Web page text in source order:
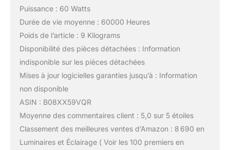
Puissance : 60 Watts
Durée de vie moyenne : 60000 Heures
Poids de l’article : 9 Kilograms
Disponibilité des pièces détachées : Information
indisponible sur les pièces détachées
Mises à jour logicielles garanties jusqu’à : Information
non disponible
ASIN : B08XX59VQR
Moyenne des commentaires client : 5,0 sur 5 étoiles
Classement des meilleures ventes d’Amazon : 8 690 en
Luminaires et Éclairage ( Voir les 100 premiers en